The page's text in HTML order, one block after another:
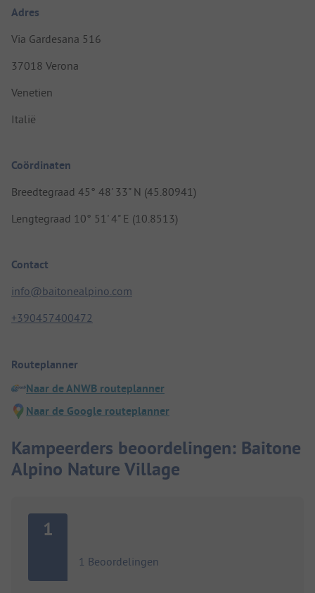
Adres
Via Gardesana 516
37018 Verona
Venetien
Italië
Coördinaten
Breedtegraad 45° 48' 33" N (45.80941)
Lengtegraad 10° 51' 4" E (10.8513)
Contact
info@baitonealpino.com
+390457400472
Routeplanner
Naar de ANWB routeplanner
Naar de Google routeplanner
Kampeerders beoordelingen: Baitone
Alpino Nature Village
1
1 Beoordelingen